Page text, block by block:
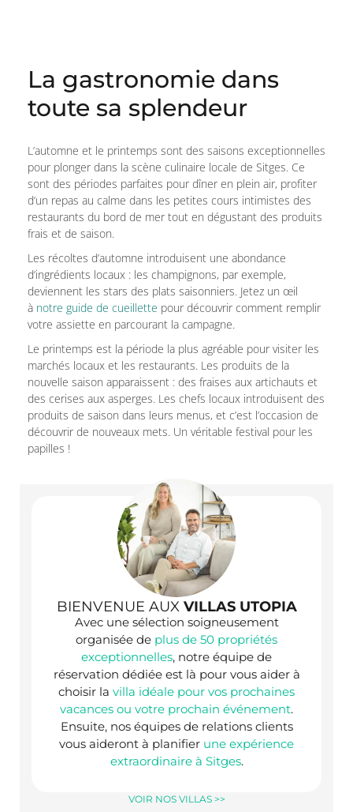
La gastronomie dans
toute sa splendeur
L’automne et le printemps sont des saisons exceptionnelles
pour plonger dans la scène culinaire locale de Sitges. Ce
sont des périodes parfaites pour dîner en plein air, profiter
d’un repas au calme dans les petites cours intimistes des
restaurants du bord de mer tout en dégustant des produits
frais et de saison.
Les récoltes d’automne introduisent une abondance
d’ingrédients locaux : les champignons, par exemple,
deviennent les stars des plats saisonniers. Jetez un œil
à notre guide de cueillette pour découvrir comment remplir
votre assiette en parcourant la campagne.
Le printemps est la période la plus agréable pour visiter les
marchés locaux et les restaurants. Les produits de la
nouvelle saison apparaissent : des fraises aux artichauts et
des cerises aux asperges. Les chefs locaux introduisent des
produits de saison dans leurs menus, et c’est l’occasion de
découvrir de nouveaux mets. Un véritable festival pour les
papilles !
BIENVENUE AUX VILLAS UTOPIA
Avec une sélection soigneusement
organisée de plus de 50 propriétés
exceptionnelles, notre équipe de
réservation dédiée est là pour vous aider à
choisir la villa idéale pour vos prochaines
vacances ou votre prochain événement.
Ensuite, nos équipes de relations clients
vous aideront à planifier une expérience
extraordinaire à Sitges.
VOIR NOS VILLAS >>